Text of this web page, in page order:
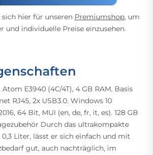
hier für unseren Premiumshop, um
und individuelle Preise einzusehen.
Atom E3940 (4C/4T), 4 GB RAM. Basis
RJ45, 2x USB3.0. Windows 10
64 Bit, MUI (en, de, fr, it, es). 128 GB
Durch das ultrakompakte
0,3 Liter, lässt er sich einfach und mit
gut, auch nachträglich, im